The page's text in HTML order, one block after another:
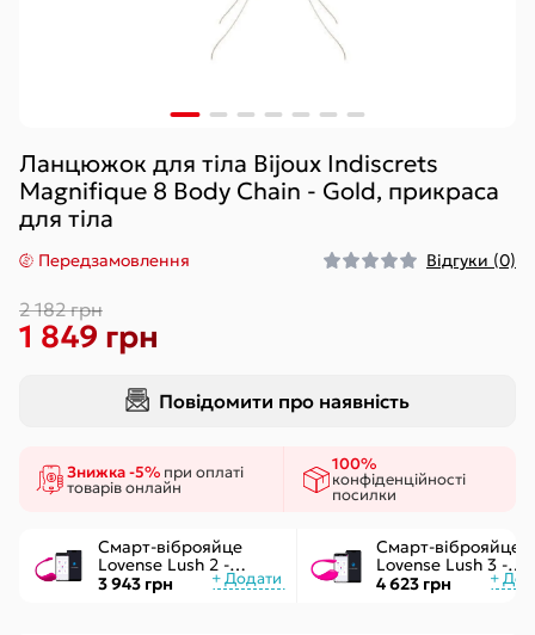
Ланцюжок для тіла Bijoux Indiscrets
Magnifique 8 Body Chain - Gold, прикраса
для тіла
Передзамовлення Відгуки (0)
2 182 грн
1 849 грн
Повідомити про наявність
Знижка -5% при оплаті
товарів онлайн
100%
конфіденційності
посилки
Смарт-віброяйце
Lovense Lush 2 -
управління через
додаток
3 943 грн
Смарт-віброяйце
Lovense Lush 3 -
керування через
інтернет
4 623 грн